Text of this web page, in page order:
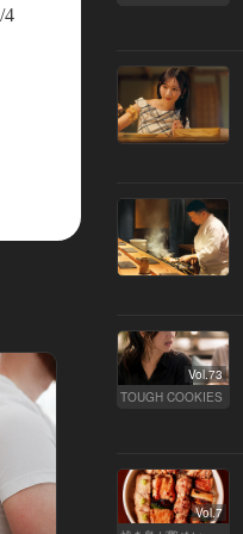
4
Vol.73
TOUGH COOKIES
Vol.7